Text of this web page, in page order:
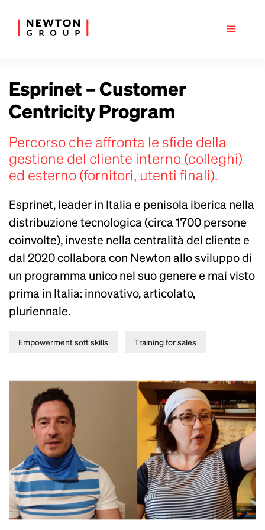
Esprinet – Customer
Centricity Program
Percorso che affronta le sfide della
gestione del cliente interno (colleghi)
ed esterno (fornitori, utenti finali).
Esprinet, leader in Italia e penisola iberica nella
distribuzione tecnologica (circa 1700 persone
coinvolte), investe nella centralità del cliente e
dal 2020 collabora con Newton allo sviluppo di
un programma unico nel suo genere e mai visto
prima in Italia: innovativo, articolato,
pluriennale.
Empowerment soft skills Training for sales